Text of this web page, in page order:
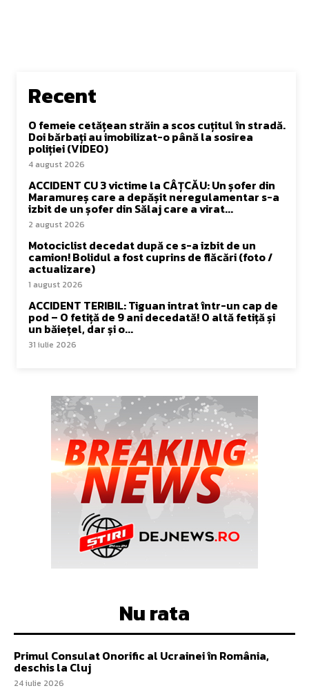
Recent
O femeie cetățean străin a scos cuțitul în stradă.
Doi bărbați au imobilizat-o până la sosirea
poliției (VIDEO)
4 august 2026
ACCIDENT CU 3 victime la CÂȚCĂU: Un șofer din
Maramureș care a depășit neregulamentar s-a
izbit de un șofer din Sălaj care a virat...
2 august 2026
Motociclist decedat după ce s-a izbit de un
camion! Bolidul a fost cuprins de flăcări (foto /
actualizare)
1 august 2026
ACCIDENT TERIBIL: Tiguan intrat într-un cap de
pod – O fetiță de 9 ani decedată! O altă fetiță și
un băiețel, dar și o...
31 iulie 2026
Nu rata
Primul Consulat Onorific al Ucrainei în România,
deschis la Cluj
24 iulie 2026